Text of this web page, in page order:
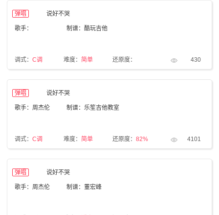
弹唱 说好不哭
歌手： 制谱：酷玩吉他
调式： C调 难度： 简单 还原度： 430
弹唱 说好不哭
歌手：周杰伦 制谱：乐笙吉他教室
调式： C调 难度： 简单 还原度： 82% 4101
弹唱 说好不哭
歌手：周杰伦 制谱：董宏峰